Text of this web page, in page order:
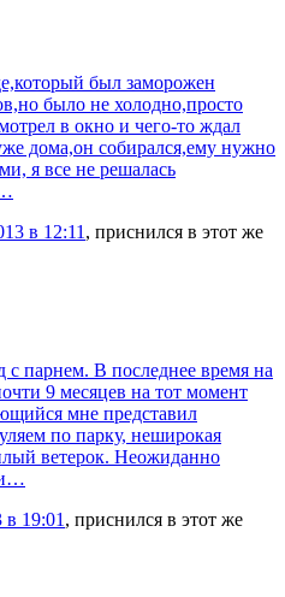
был заморожен
было не холодно,просто
в окно и чего-то ждал
дома,он собирался,ему нужно
я все не решалась
в 12:11 , приснился в этот же
с парнем. В последнее время на
9 месяцев на тот момент
мне представил
по парку, неширокая
ветерок. Неожиданно
в 19:01 , приснился в этот же